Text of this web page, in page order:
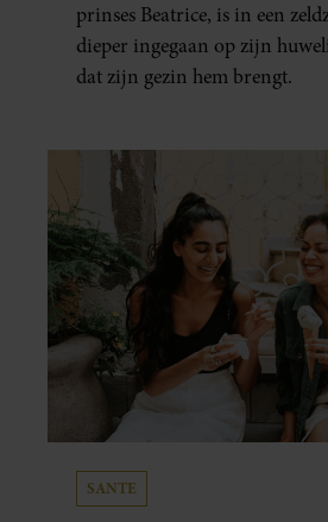
prinses Beatrice, is in een
dieper ingegaan op zijn
dat zijn gezin hem brengt.
SANTE